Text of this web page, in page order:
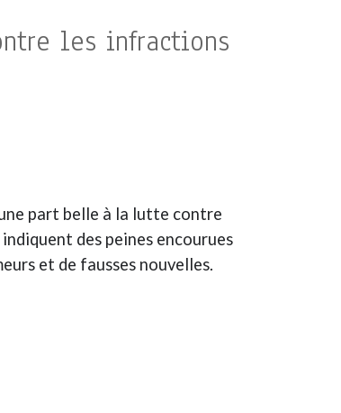
les infractions
part belle à la lutte contre
des peines encourues
et de fausses nouvelles.